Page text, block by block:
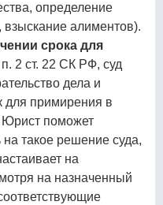
определение
взыскание алиментов).
срока для
2 ст. 22 СК РФ, суд
дела и
для примирения в
Юрист поможет
на такое решение суда,
на
на назначенный